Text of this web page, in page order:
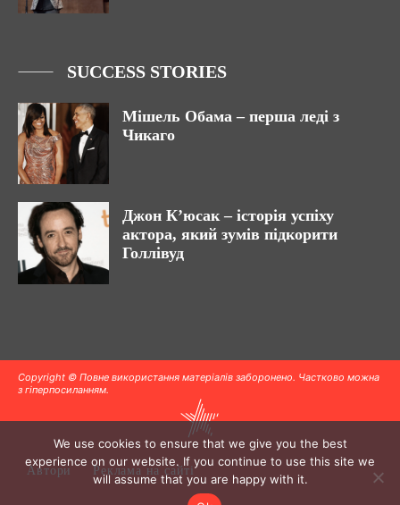
SUCCESS STORIES
Мішель Обама – перша леді з
Чикаго
Джон К’юсак – історія успіху
актора, який зумів підкорити
Голлівуд
Copyright © Повне використання матеріалів заборонено. Частково можна
з гіперпосиланням.
Автори Реклама на сайті
We use cookies to ensure that we give you the best
experience on our website. If you continue to use this site we
will assume that you are happy with it.